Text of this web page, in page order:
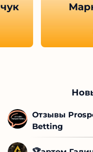
Отзывы
Betting